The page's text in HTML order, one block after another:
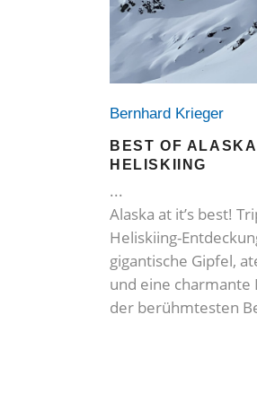
Bernhard Krieger
BEST OF
HELISKIING
Alaska at it’s best!
Heliskiing-
gigantische Gipfel,
und eine
der berühmtesten